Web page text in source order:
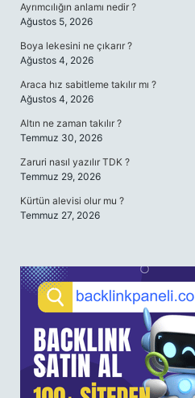
Ayrımcılığın anlamı nedir ?
Ağustos 5, 2026
Boya lekesini ne çıkarır ?
Ağustos 4, 2026
Araca hız sabitleme takılır mı ?
Ağustos 4, 2026
Altın ne zaman takılır ?
Temmuz 30, 2026
Zaruri nasıl yazılır TDK ?
Temmuz 29, 2026
Kürtün alevisi olur mu ?
Temmuz 27, 2026